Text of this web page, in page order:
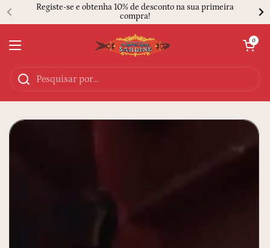
Ir para o conteúdoRegiste-se e obtenha 10% de desconto na sua primeira
compra!
Abrir menu
Abrir 0